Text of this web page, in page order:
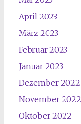
April 2023
März 2023
Februar 2023
Januar 2023
Dezember 2022
November 2022
Oktober 2022